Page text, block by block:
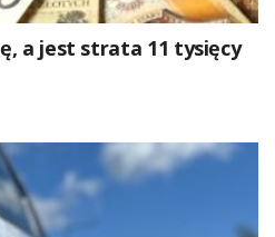
a jest strata 11 tysięcy